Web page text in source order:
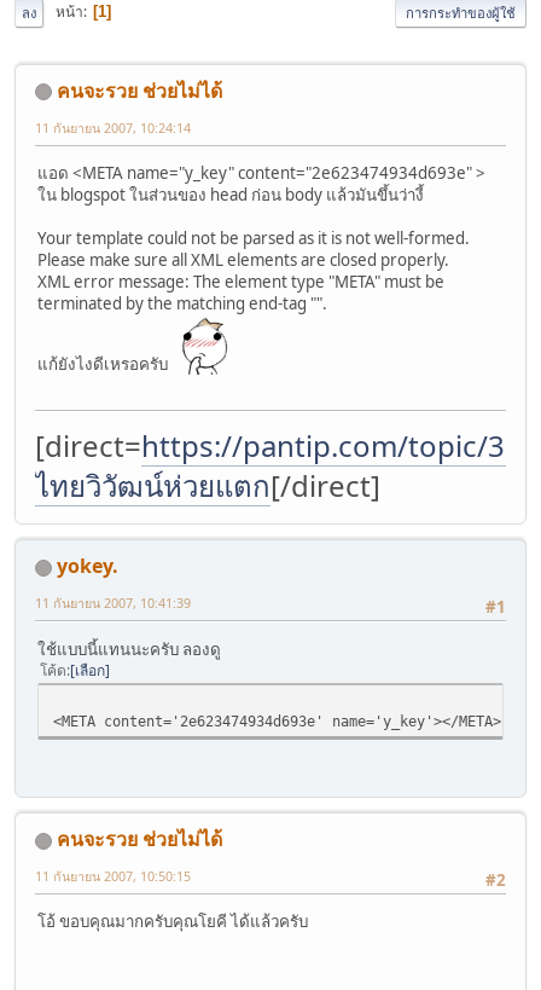
ลง หน้า 1 การกระทำของผู้ใช้
คนจะรวย ช่วยไม่ได้
11 กันยายน 2007, 10:24:14
แอด <META name="y_key" content="2e623474934d693e" >
ใน blogspot ในส่วนของ head ก่อน body แล้วมันขึ้นว่างี้
Your template could not be parsed as it is not well-formed.
Please make sure all XML elements are closed properly.
XML error message: The element type "META" must be
terminated by the matching end-tag "​".
แก้ยังไงดีเหรอครับ
[direct=https://pantip.com/topic/
ไทยวิวัฒน์ห่วยแตก[/direct]
yokey.
#1
11 กันยายน 2007, 10:41:39
ใช้แบบนี้แทนนะครับ ลองดู
โค้ด เลือก
<META content='2e623474934d693e' name='y_key'></META>
คนจะรวย ช่วยไม่ได้
#2
11 กันยายน 2007, 10:50:15
โอ้ ขอบคุณมากครับคุณโยคี ได้แล้วครับ